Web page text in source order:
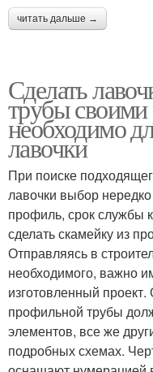
читать дальше →
Сделать
трубы
необходимо
лавочки
При поиске
лавочки выбор
профиль, срок службы
сделать скамейку из
Отправляясь в
необходимого, важно
изготовленный
профильной трубы
элементов, все же
подробных схемах.